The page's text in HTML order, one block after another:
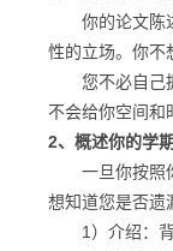
你的论文陈述
性的立场。你不
您不必自己
不会给你空间和
2、概述你的学
一旦你按照你
想知道您是否遗
1）介绍：背